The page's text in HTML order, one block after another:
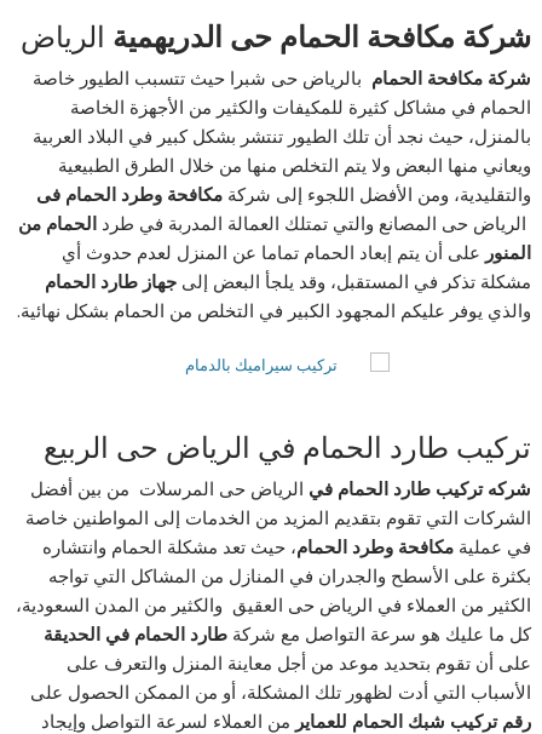
شركة مكافحة الحمام حى الدريهمية الرياض
شركة مكافحة الحمام بالرياض حى شبرا حيث تتسبب الطيور خاصة
الحمام في مشاكل كثيرة للمكيفات والكثير من الأجهزة الخاصة
بالمنزل، حيث نجد أن تلك الطيور تنتشر بشكل كبير في البلاد العربية
ويعاني منها البعض ولا يتم التخلص منها من خلال الطرق الطبيعية
والتقليدية، ومن الأفضل اللجوء إلى شركةمكافحة وطرد الحمام فى
الرياض حى المصانع والتي تمتلك العمالة المدربة في طردالحمام من
المنور على أن يتم إبعاد الحمام تماما عن المنزل لعدم حدوث أي
مشكلة تذكر في المستقبل، وقد يلجأ البعض إلىجهاز طارد الحمام
والذي يوفر عليكم المجهود الكبير في التخلص من الحمام بشكل نهائية.
تركيب طارد الحمام في الرياض حى الربيع
شركه تركيب طارد الحمام في الرياض حى المرسلات من بين أفضل
الشركات التي تقوم بتقديم المزيد من الخدمات إلى المواطنين خاصة
في عملية مكافحة وطرد الحمام، حيث تعد مشكلة الحمام وانتشاره
بكثرة على الأسطح والجدران في المنازل من المشاكل التي تواجه
الكثير من العملاء في الرياض حى العقيق والكثير من المدن السعودية،
كل ما عليك هو سرعة التواصل مع شركةطارد الحمام في الحديقة
على أن تقوم بتحديد موعد من أجل معاينة المنزل والتعرف على
الأسباب التي أدت لظهور تلك المشكلة، أو من الممكن الحصول على
رقم تركيب شبك الحمام للعماير من العملاء لسرعة التواصل وإيجاد